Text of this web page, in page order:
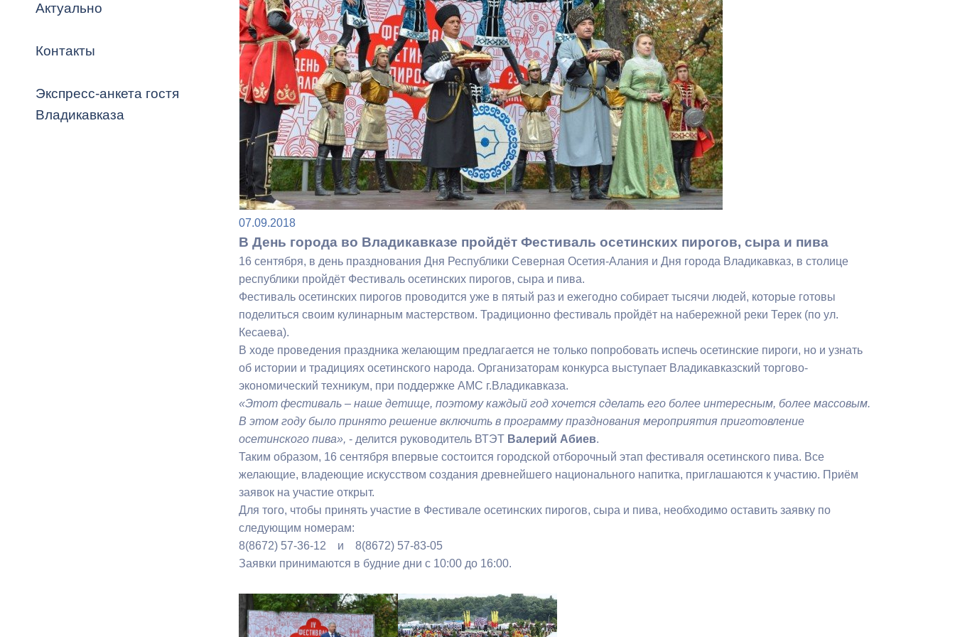
Владикавказ
Распоряжения, постановления Кадровая политика Противодействие коррупции
ОРВ и экспертиза НПА Контактная информация Градостроительная деятельность
Оценка деятельности органов
местного самоуправления
Списки граждан, состоящих на
учете в качестве нуждающихся в
улучшении жилищных условий по
г. Владикавказ
Формирование комфортной
городской среды
Бюджет для граждан
Пространственные сведения
Открытые данные
Общественное обсуждение
документов стратегического
Гражданская оборона в
чрезвычайных ситуациях
Незаконное строительство
Информация о результатах
проверок
Порядок обжалования решений и
действий органов местного
самоуправления
органа
Муниципальный контроль Выборы 2026
Актуально
Контакты
Экспресс-анкета гостя
Владикавказа
07.09.2018
В День города во Владикавказе пройдёт Фестиваль осетинских пирогов, сыра и пива
16 сентября, в день празднования Дня Республики Северная Осетия-Алания и Дня города Владикавказ, в столице
республики пройдёт Фестиваль осетинских пирогов, сыра и пива.
Фестиваль осетинских пирогов проводится уже в пятый раз и ежегодно собирает тысячи людей, которые готовы
поделиться своим кулинарным мастерством. Традиционно фестиваль пройдёт на набережной реки Терек (по ул.
Кесаева).
В ходе проведения праздника желающим предлагается не только попробовать испечь осетинские пироги, но и узнать
об истории и традициях осетинского народа. Организаторам конкурса выступает Владикавказский торгово-
экономический техникум, при поддержке АМС г.Владикавказа.
«Этот фестиваль – наше детище, поэтому каждый год хочется сделать его более интересным, более массовым.
В этом году было принято решение включить в программу празднования мероприятия приготовление
осетинского пива», - делится руководитель ВТЭТ Валерий Абиев.
Таким образом, 16 сентября впервые состоится городской отборочный этап фестиваля осетинского пива. Все
желающие, владеющие искусством создания древнейшего национального напитка, приглашаются к участию. Приём
заявок на участие открыт.
Для того, чтобы принять участие в Фестивале осетинских пирогов, сыра и пива, необходимо оставить заявку по
следующим номерам:
8(8672) 57-36-12 и 8(8672) 57-83-05
Заявки принимаются в будние дни с 10:00 до 16:00.